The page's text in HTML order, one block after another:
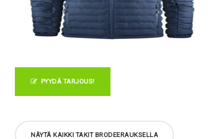
PYYDÄ TARJOUS!
NÄYTÄ KAIKKI TAKIT BRODEERAUKSELLA